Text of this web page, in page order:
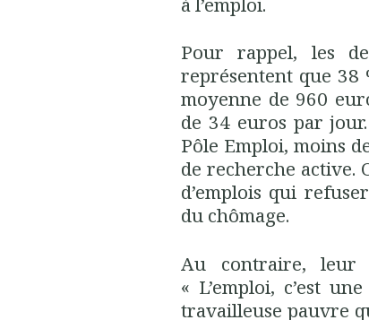
Pour rappel, les
représentent que 38
moyenne de 960
de 34 euros par
Pôle Emploi, moins
de recherche active.
d’emplois qui
du chômage.
Au contraire, leur
« L’emploi, c’est
travailleuse pauvre